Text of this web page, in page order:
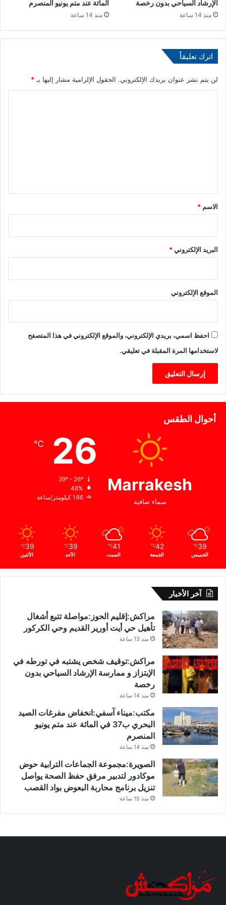
و
ا
ي
ق
م
”
2
2
5
ة
الإرشاد السياحي بدون رخصة
منذ 14 ساعة
المائة عند متم يونيو المنصرم
منذ 14 ساعة
اترك تعليقاً
لن يتم نشر عنوان بريدك الإلكتروني. الحقول الإلزامية مشار إليها بـ *
*
الاسم *
البريد الإلكتروني*
الموقع الإلكتروني
احفظ اسمي، بريدي الإلكتروني، والموقع الإلكتروني في هذا المتصفح
لاستخدامها المرة المقبلة في تعليقي.
أحوال الطقس
Marrakesh
سماء صافية
26
℃
48%
1.66 كيلومتر/ساعة
39
℃
الخميس
42
℃
الجمعة
41
℃
السبت
39
℃
الأحد
39
℃
الأثنين
آخر الأخبار
مراكش:إقليم الحوز:مواصلة تتبع أشغال
تأهيل حي أيت أورير القديم وحي الكركور
منذ 13 ساعة
مراكش:توقيف شخص يشتبه في تورطه في
الإبتزاز و ممارسة الإرشاد السياحي بدون
رخصة
منذ 14 ساعة
مكتب:ميناء آسفي:انخفاض مفرغات الصيد
البحري ب37 في المائة عند متم يونيو
المنصرم
منذ 14 ساعة
الصويرة:مجموعة الجماعات الترابية حوض
موكادور لتدبير مرفق حفظ الصحة يواصل
تنزيل برنامج محاربة البعوض بواد القصب
منذ 15 ساعة